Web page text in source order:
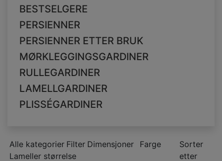
BESTSELGERE
PERSIENNER
PERSIENNER ETTER BRUK
MØRKLEGGINGSGARDINER
RULLEGARDINER
LAMELLGARDINER
PLISSÉGARDINER
Alle kategorier Filter Dimensjoner
Farge
Lameller størrelse
Sorter
etter